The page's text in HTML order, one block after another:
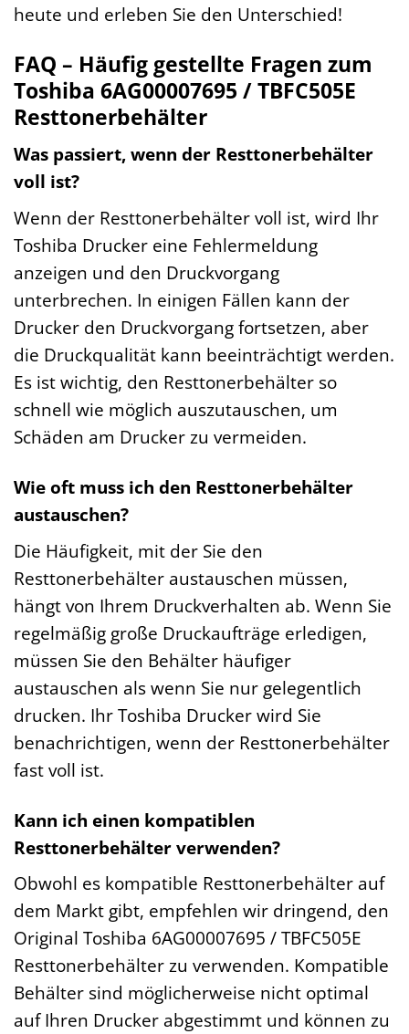
heute und erleben Sie den Unterschied!
FAQ – Häufig gestellte Fragen zum
Toshiba 6AG00007695 / TBFC505E
Resttonerbehälter
Was passiert, wenn der Resttonerbehälter
voll ist?
Wenn der Resttonerbehälter voll ist, wird Ihr
Toshiba Drucker eine Fehlermeldung
anzeigen und den Druckvorgang
unterbrechen. In einigen Fällen kann der
Drucker den Druckvorgang fortsetzen, aber
die Druckqualität kann beeinträchtigt werden.
Es ist wichtig, den Resttonerbehälter so
schnell wie möglich auszutauschen, um
Schäden am Drucker zu vermeiden.
Wie oft muss ich den Resttonerbehälter
austauschen?
Die Häufigkeit, mit der Sie den
Resttonerbehälter austauschen müssen,
hängt von Ihrem Druckverhalten ab. Wenn Sie
regelmäßig große Druckaufträge erledigen,
müssen Sie den Behälter häufiger
austauschen als wenn Sie nur gelegentlich
drucken. Ihr Toshiba Drucker wird Sie
benachrichtigen, wenn der Resttonerbehälter
fast voll ist.
Kann ich einen kompatiblen
Resttonerbehälter verwenden?
Obwohl es kompatible Resttonerbehälter auf
dem Markt gibt, empfehlen wir dringend, den
Original Toshiba 6AG00007695 / TBFC505E
Resttonerbehälter zu verwenden. Kompatible
Behälter sind möglicherweise nicht optimal
auf Ihren Drucker abgestimmt und können zu